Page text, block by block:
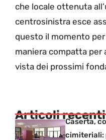
che locale ottenuta
centrosinistra esce
questo il momento
maniera compatta per
vista dei prossimi
Articoli recenti
Caserta,
cimiteriali: